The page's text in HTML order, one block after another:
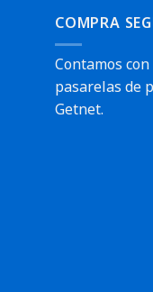
COMPRA
Contamos
pasarelas de
Getnet.